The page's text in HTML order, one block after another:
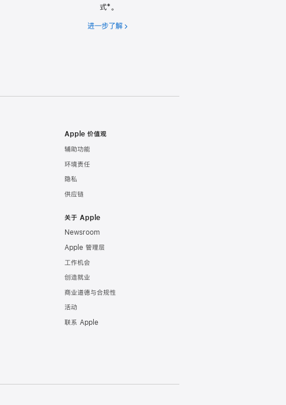
式*。
进一步了解分
Apple 价值观
辅助功能
环境责任
隐私
供应链
关于 Apple
Newsroom
Apple 管理层
工作机会
创造就业
商业道德与合规性
活动
联系 Apple